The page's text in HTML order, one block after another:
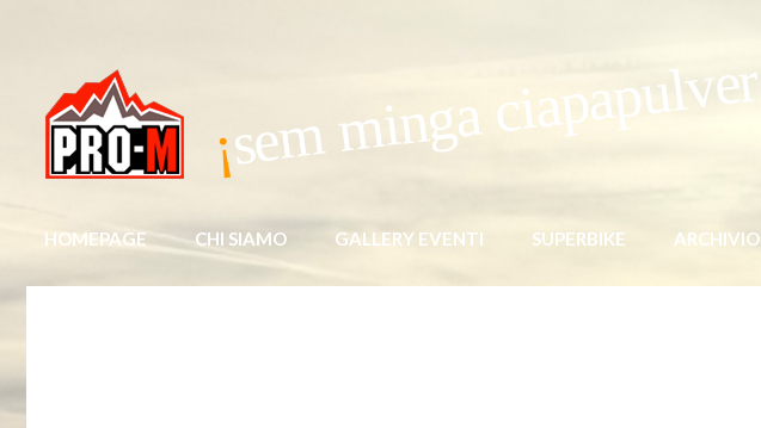
sem minga ciapapulver
HOMEPAGE CHI SIAMO GALLERY EVENTI SUPERBIKE ARCHIVIO